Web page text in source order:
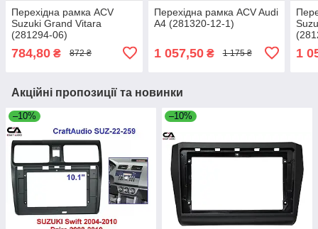
Перехідна рамка ACV
Suzuki Grand Vitara
(281294-06)
784,80 ₴ 872 ₴
Перехідна рамка ACV Audi
A4 (281320-12-1)
1 057,50₴ 1 175 ₴ 1
Акційні пропозиції та новинки
–10% –10%